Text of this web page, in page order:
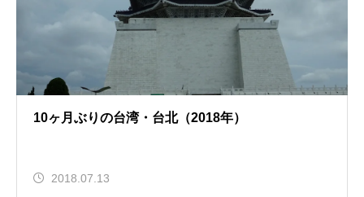
10ヶ月ぶりの台湾・台北（2018年）
2018.07.13